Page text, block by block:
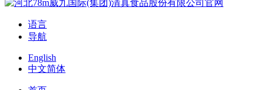
语言
导航
English
中文简体